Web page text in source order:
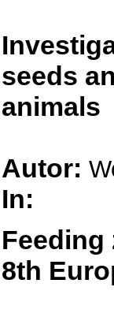
seeds
animals
Autor:
In:
Feeding
8th